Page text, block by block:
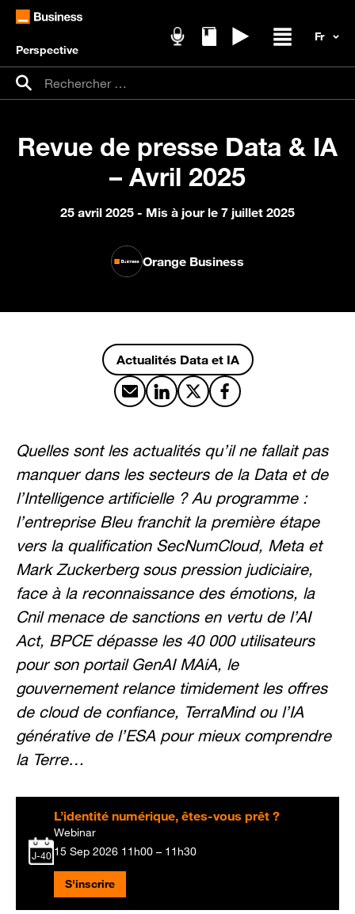
Perspective
Recherche pour :
Rechercher
Revue de presse Data & IA
– Avril 2025
25 avril 2025 - Mis à jour le 7 juillet 2025
Orange Business
Actualités Data et IA
Partager par email
Partager sur LinkedIn
Partager sur X
Partager sur Facebook
Quelles sont les actualités qu’il ne fallait pas
manquer dans les secteurs de la Data et de
l’Intelligence artificielle ? Au programme :
l’entreprise Bleu franchit la première étape
vers la qualification SecNumCloud, Meta et
Mark Zuckerberg sous pression judiciaire,
face à la reconnaissance des émotions, la
Cnil menace de sanctions en vertu de l’AI
Act, BPCE dépasse les 40 000 utilisateurs
pour son portail GenAI MAiA, le
gouvernement relance timidement les offres
de cloud de confiance, TerraMind ou l’IA
générative de l’ESA pour mieux comprendre
la Terre…
J-40
L’identité numérique, êtes-vous prêt ?
Webinar
15 Sep 2026 11h00 – 11h30
S'inscrire